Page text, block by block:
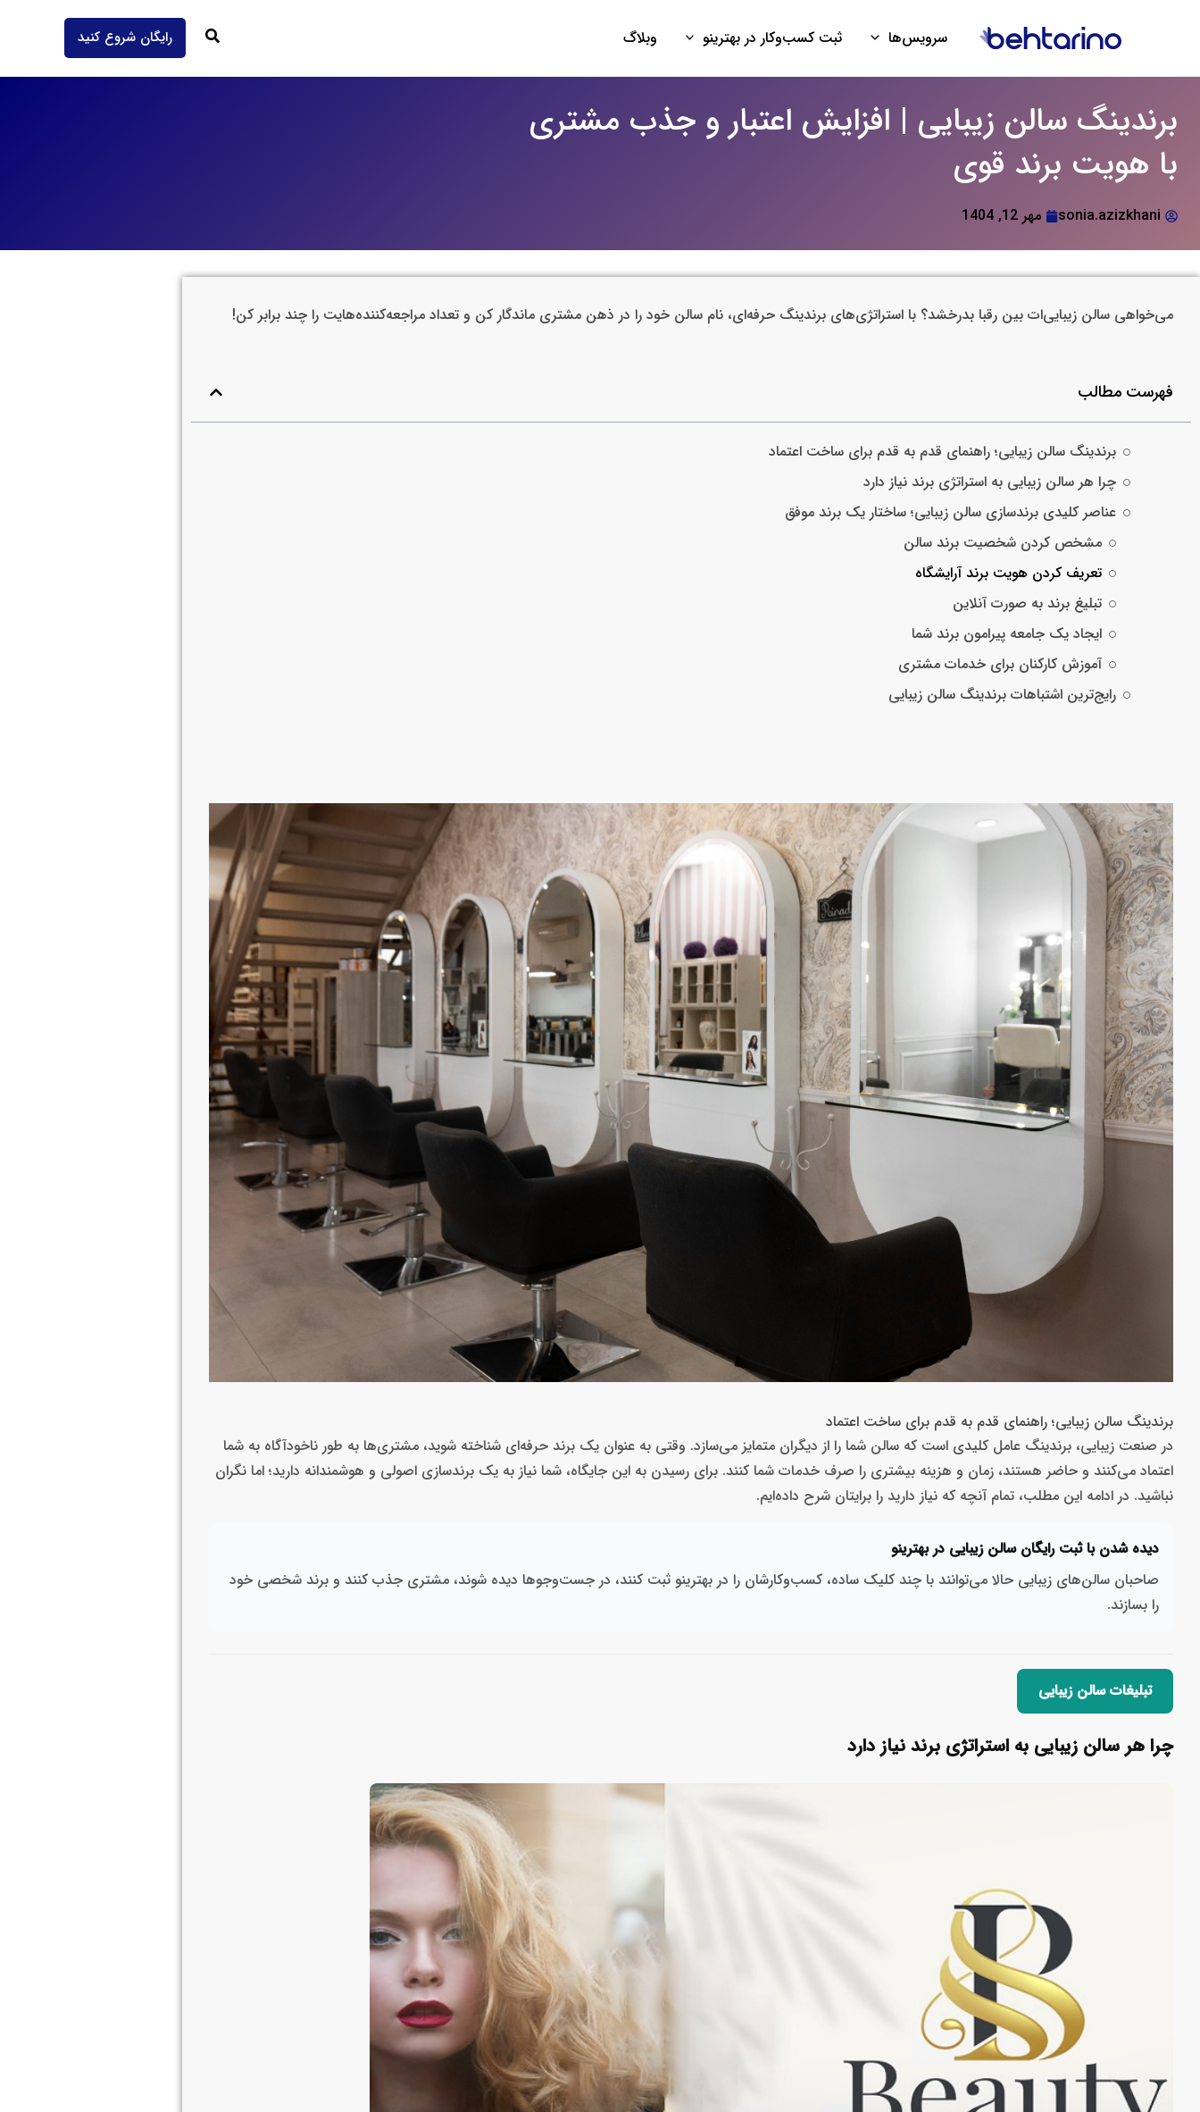
سرویس‌ها ثبت کسب‌وکار در بهترینو وبلاگ جستجورایگان شروع کنید
برندینگ سالن زیبایی | افزایش اعتبار و جذب مشتری
با هویت برند قوی
sonia.azizkhani مهر 12, 1404
می‌خواهی سالن زیبایی‌ات بین رقبا بدرخشد؟ با استراتژی‌های برندینگ حرفه‌ای، نام سالن خود را در ذهن مشتری ماندگار کن و تعداد مراجعه‌کننده‌هایت را چند برابر کن!
فهرست مطالب
برندینگ سالن زیبایی؛ راهنمای قدم به قدم برای ساخت اعتماد
چرا هر سالن زیبایی به استراتژی برند نیاز دارد
عناصر کلیدی برندسازی سالن زیبایی؛ ساختار یک برند موفق
مشخص کردن شخصیت برند سالن
تعریف کردن هویت برند آرایشگاه
تبلیغ برند به صورت آنلاین
ایجاد یک جامعه پیرامون برند شما
آموزش کارکنان برای خدمات مشتری
رایج‌ترین اشتباهات برندینگ سالن زیبایی
برندینگ سالن زیبایی؛ راهنمای قدم به قدم برای ساخت اعتماد
در صنعت زیبایی، برندینگ عامل کلیدی است که سالن شما را از دیگران متمایز می‌سازد. وقتی به‌ عنوان یک برند حرفه‌ای شناخته شوید، مشتری‌ها به ‌طور ناخودآگاه به شما
اعتماد می‌کنند و حاضر هستند، زمان و هزینه بیشتری را صرف خدمات شما کنند. برای رسیدن به این جایگاه، شما نیاز به یک برند‌سازی اصولی و هوشمندانه دارید؛ اما نگران
نباشید. در ادامه این مطلب، تمام آنچه که نیاز دارید را برایتان شرح داده‌ایم.
دیده شدن با ثبت رایگان سالن زیبایی‌ در بهترینو
صاحبان سالن‌های زیبایی حالا می‌توانند با چند کلیک ساده، کسب‌وکارشان را در بهترینو ثبت کنند، در جست‌وجوها دیده شوند، مشتری جذب کنند و برند شخصی خود
را بسازند.
تبلیغات سالن زیبایی
چرا هر سالن زیبایی به استراتژی برند نیاز دارد